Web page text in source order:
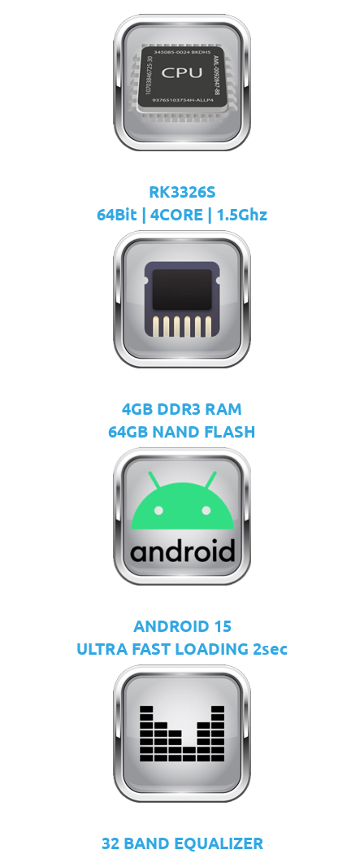
RK3326S
64Bit | 4CORE | 1.5Ghz
4GB DDR3 RAM
64GB NAND FLASH
ANDROID 15
ULTRA FAST LOADING 2sec
32 BAND EQUALIZER